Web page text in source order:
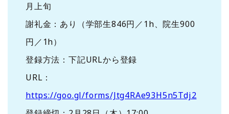
月上旬
謝礼金：あり（学部生846円／1h、院生900
円／1h）
登録方法：下記URLから登録
URL：
https://goo.gl/forms/Jtg4RAe93H5n5Tdj2